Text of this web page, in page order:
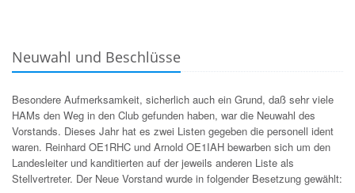
Neuwahl und Beschlüsse
Besondere Aufmerksamkeit, sicherlich auch ein Grund, daß sehr viele
HAMs den Weg in den Club gefunden haben, war die Neuwahl des
Vorstands. Dieses Jahr hat es zwei Listen gegeben die personell ident
waren. Reinhard OE1RHC und Arnold OE1IAH bewarben sich um den
Landesleiter und kanditierten auf der jeweils anderen Liste als
Stellvertreter. Der Neue Vorstand wurde in folgender Besetzung gewählt: